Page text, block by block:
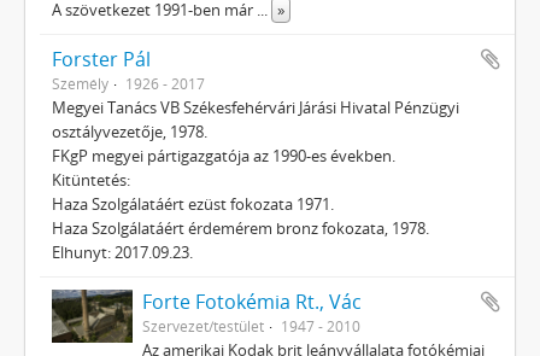
A szövetkezet 1991-ben már ... »
Forster Pál
Személy 1926 - 2017
Megyei Tanács VB Székesfehérvári Járási Hivatal Pénzügyi
osztályvezetője, 1978.
FKgP megyei pártigazgatója az 1990-es években.
Kitüntetés:
Haza Szolgálatáért ezüst fokozata 1971.
Haza Szolgálatáért érdemérem bronz fokozata, 1978.
Elhunyt: 2017.09.23.
Forte Fotokémia Rt., Vác
Szervezet/testület 1947 - 2010
Az amerikai Kodak brit leányvállalata fotókémiai